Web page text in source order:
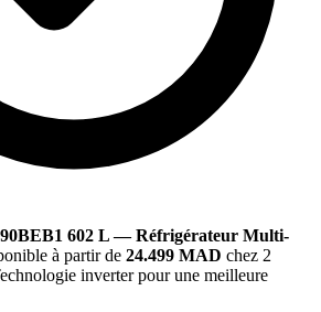
602 L — Réfrigérateur Multi-
à partir de 24.499 MAD chez 2
inverter pour une meilleure